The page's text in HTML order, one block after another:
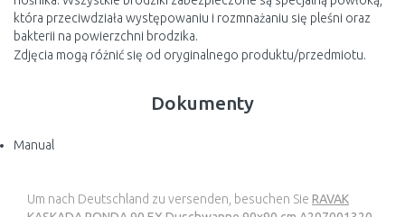
która przeciwdziała występowaniu i rozmnażaniu się pleśni oraz
bakterii na powierzchni brodzika.
Zdjęcia mogą różnić się od oryginalnego produktu/przedmiotu.
Dokumenty
Manual
Um nach Deutschland zu versenden, besuchen Sie RAVAK